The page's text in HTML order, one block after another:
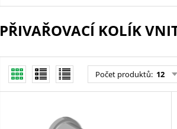
PŘIVAŘOVACÍ KOLÍK
Počet produktů: 12